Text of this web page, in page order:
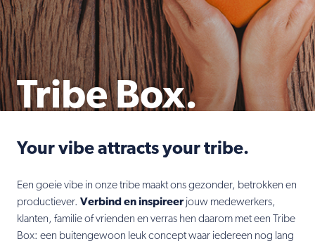
Tribe Box.
Your vibe attracts your tribe.
Een goeie vibe in onze tribe maakt ons gezonder, betrokken en
productiever. Verbind en inspireerjouw medewerkers,
klanten, familie of vrienden en verras hen daarom met een Tribe
Box: een buitengewoon leuk concept waar iedereen nog lang